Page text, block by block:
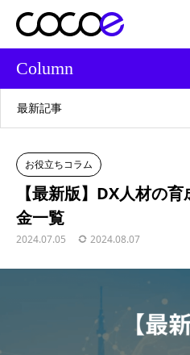
Column
最新記事
お役立ちコラム
【最新版】DX人材の
金一覧
2024.07.05 2024.08.07